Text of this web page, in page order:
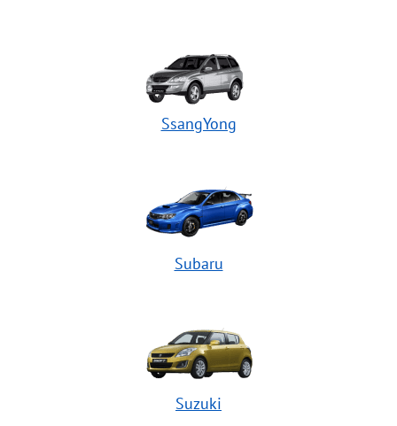
SsangYong
Subaru
Suzuki